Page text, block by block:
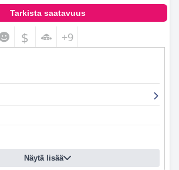
Tarkista saatavuus
$ +9
Näytä lisää